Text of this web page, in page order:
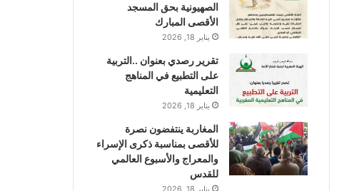
الصهيونية بحق المسجد
الأقصى المبارك
يناير 18, 2026
تقرير رصدي بعنوان ..التربية
على التطبيع في المناهج
التعليمية
يناير 18, 2026
المغاربة ينتفضون نصرة
للأقصى بمناسبة ذكرى الإسراء
والمعراج والأسبوع العالمي
للقدس